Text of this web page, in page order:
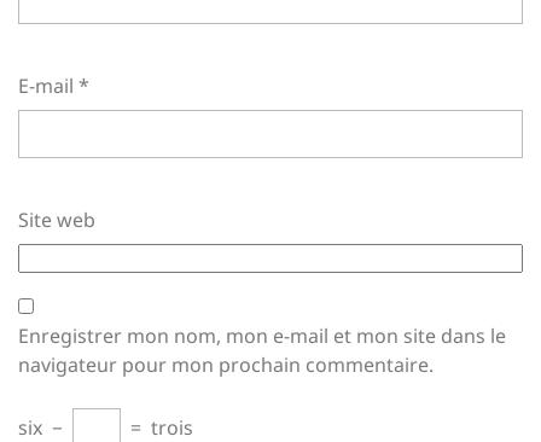
E-mail *
Site web
Enregistrer mon nom, mon e-mail et mon site dans le
navigateur pour mon prochain commentaire.
six − = trois